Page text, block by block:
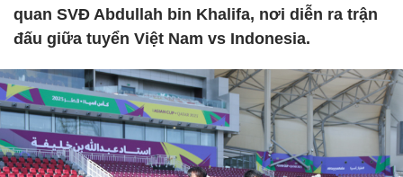
quan SVĐ Abdullah bin Khalifa, nơi diễn ra trận
đấu giữa tuyển Việt Nam vs Indonesia.